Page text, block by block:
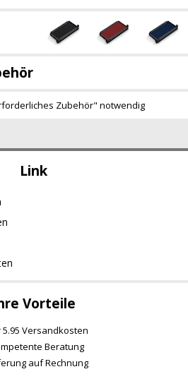
Link
Vorteile
5.95 Versandkosten
Beratung
auf Rechnung
Zubehör" notwendig